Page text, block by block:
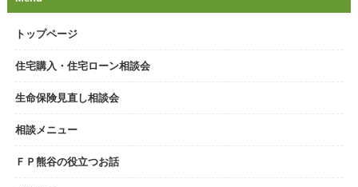
トップページ
住宅購入・住宅ローン相談会
生命保険見直し相談会
相談メニュー
ＦＰ熊谷の役立つお話